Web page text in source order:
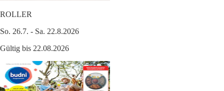
ROLLER
So. 26.7. - Sa. 22.8.2026
Gültig bis 22.08.2026